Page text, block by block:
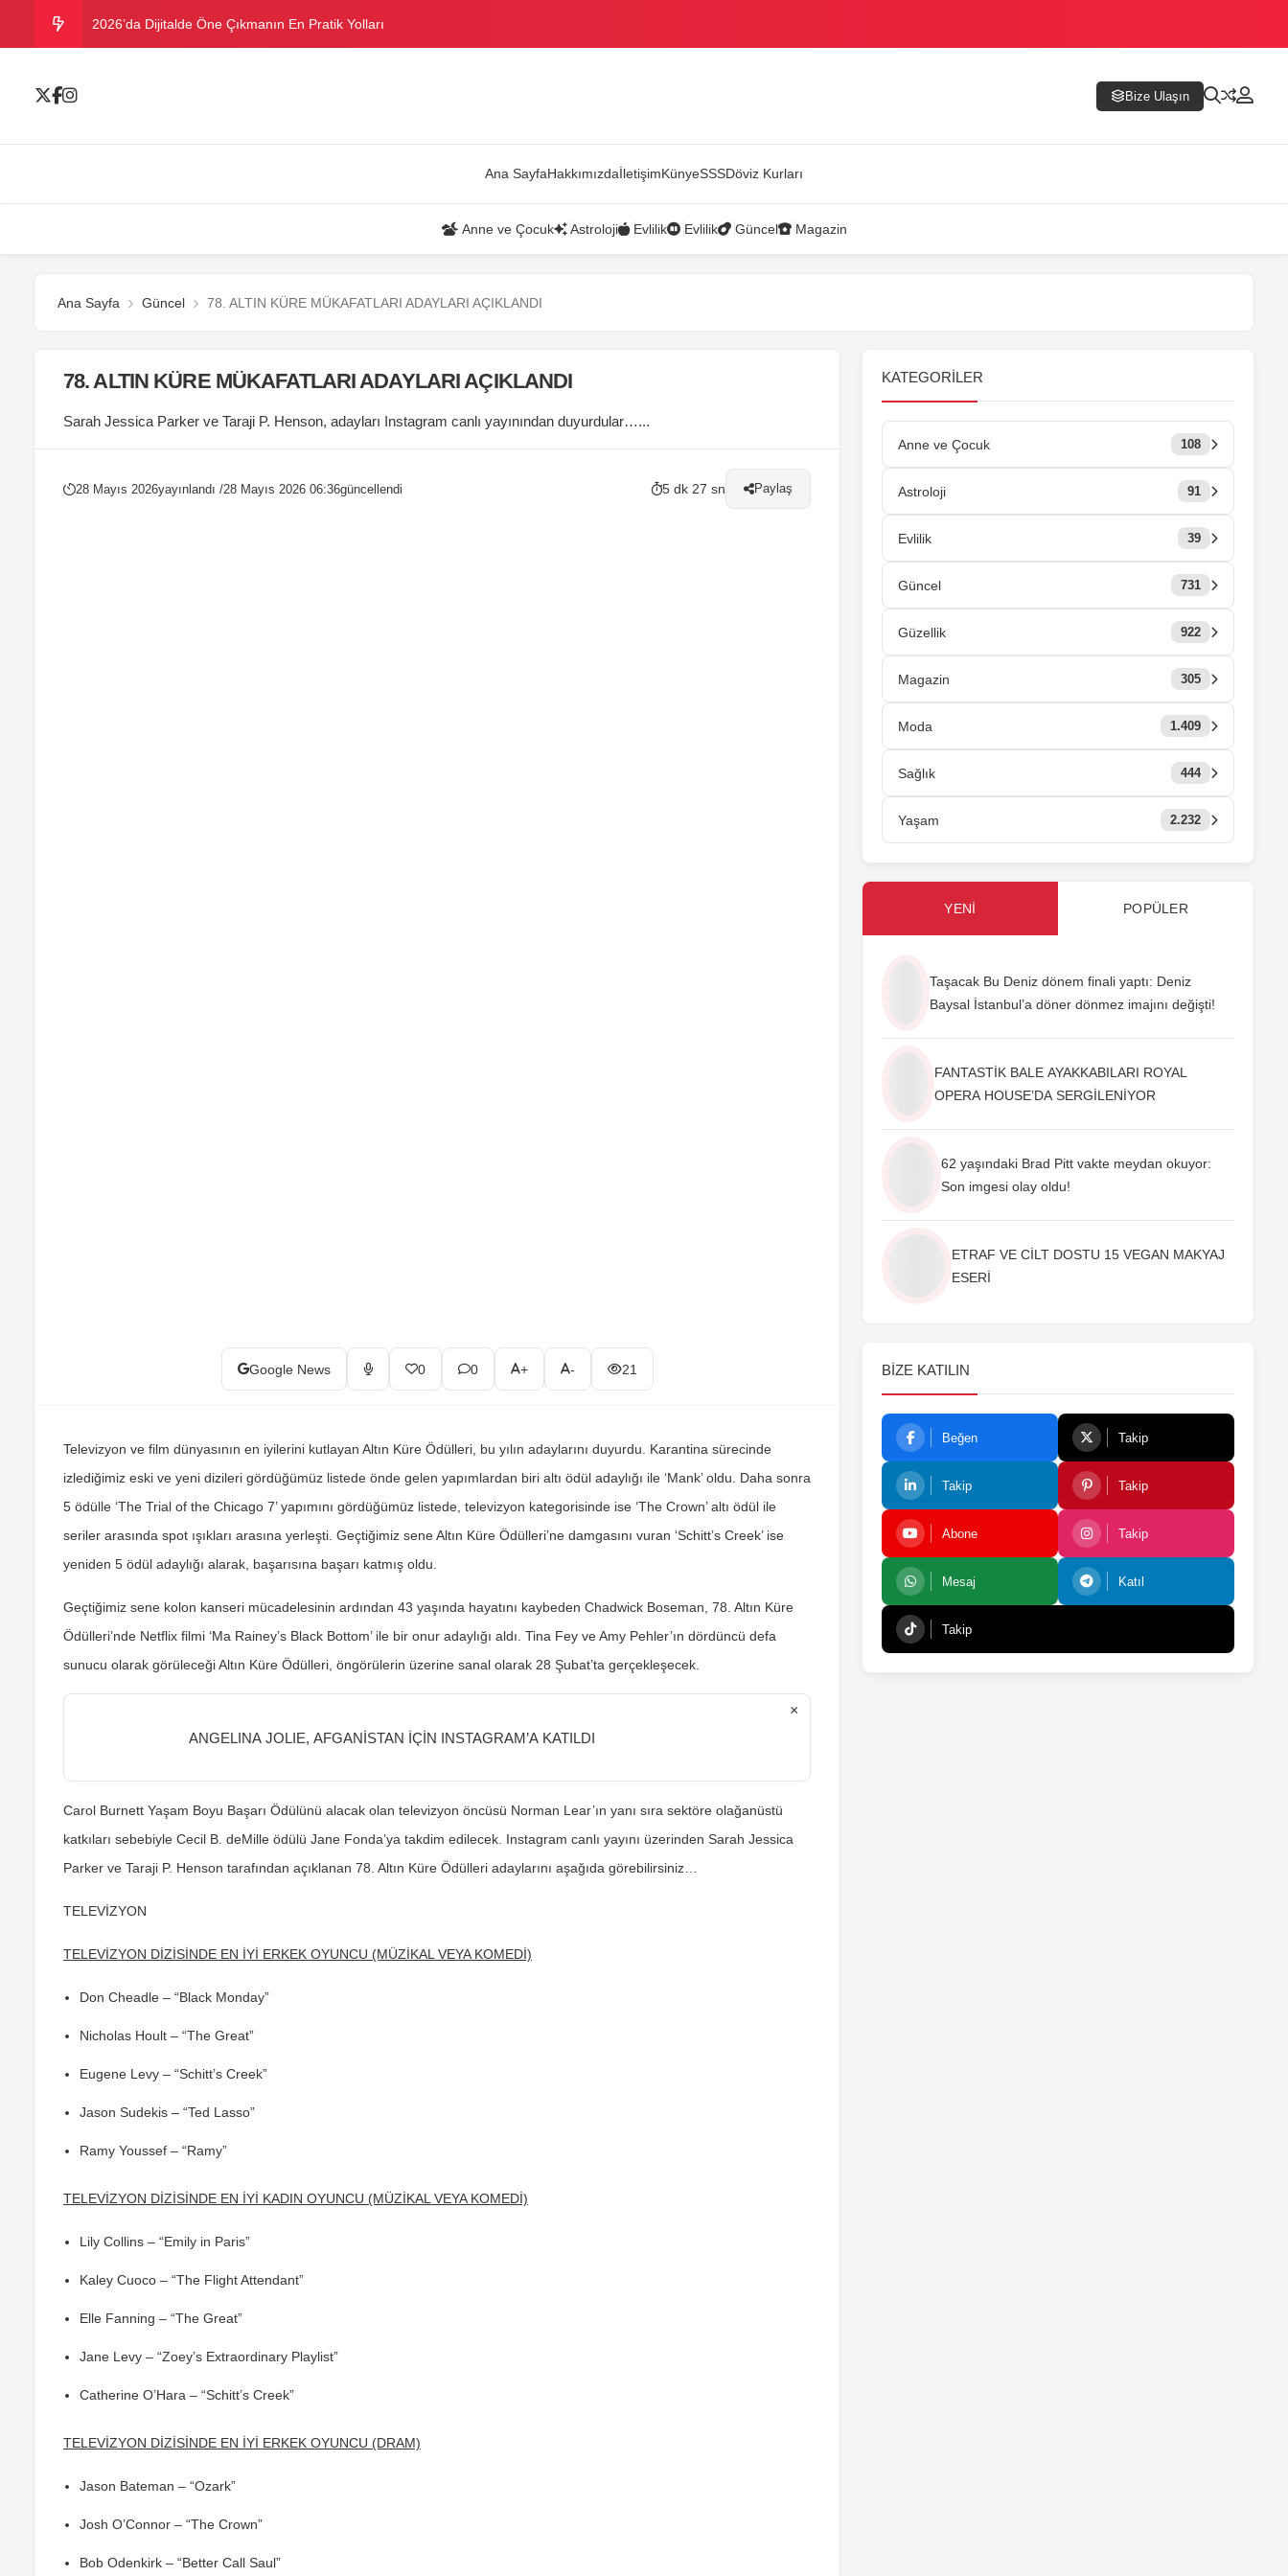
2026’da Dijitalde Öne Çıkmanın En Pratik Yolları
Bize Ulaşın
Ana SayfaHakkımızdaİletişimKünyeSSSDöviz Kurları
Anne ve Çocuk Astroloji Evlilik Evlilik Güncel Magazin
Ana Sayfa Güncel 78. ALTIN KÜRE MÜKAFATLARI ADAYLARI AÇIKLANDI
78. ALTIN KÜRE MÜKAFATLARI ADAYLARI AÇIKLANDI
Sarah Jessica Parker ve Taraji P. Henson, adayları Instagram canlı yayınından duyurdular…...
28 Mayıs 2026yayınlandı /28 Mayıs 2026 06:36güncellendi 5 dk 27 sn Paylaş
Google News 0 0 + - 21
Televizyon ve film dünyasının en iyilerini kutlayan Altın Küre Ödülleri, bu yılın adaylarını duyurdu. Karantina sürecinde
izlediğimiz eski ve yeni dizileri gördüğümüz listede önde gelen yapımlardan biri altı ödül adaylığı ile ‘Mank’ oldu. Daha sonra
5 ödülle ‘The Trial of the Chicago 7’ yapımını gördüğümüz listede, televizyon kategorisinde ise ‘The Crown’ altı ödül ile
seriler arasında spot ışıkları arasına yerleşti. Geçtiğimiz sene Altın Küre Ödülleri’ne damgasını vuran ‘Schitt’s Creek’ ise
yeniden 5 ödül adaylığı alarak, başarısına başarı katmış oldu.
Geçtiğimiz sene kolon kanseri mücadelesinin ardından 43 yaşında hayatını kaybeden Chadwick Boseman, 78. Altın Küre
Ödülleri’nde Netflix filmi ‘Ma Rainey’s Black Bottom’ ile bir onur adaylığı aldı. Tina Fey ve Amy Pehler’ın dördüncü defa
sunucu olarak görüleceği Altın Küre Ödülleri, öngörülerin üzerine sanal olarak 28 Şubat’ta gerçekleşecek.
ANGELINA JOLIE, AFGANİSTAN İÇİN INSTAGRAM’A KATILDI
×
Carol Burnett Yaşam Boyu Başarı Ödülünü alacak olan televizyon öncüsü Norman Lear’ın yanı sıra sektöre olağanüstü
katkıları sebebiyle Cecil B. deMille ödülü Jane Fonda’ya takdim edilecek. Instagram canlı yayını üzerinden Sarah Jessica
Parker ve Taraji P. Henson tarafından açıklanan 78. Altın Küre Ödülleri adaylarını aşağıda görebilirsiniz…
TELEVİZYON
TELEVİZYON DİZİSİNDE EN İYİ ERKEK OYUNCU (MÜZİKAL VEYA KOMEDİ)
Don Cheadle – “Black Monday”
Nicholas Hoult – “The Great”
Eugene Levy – “Schitt’s Creek”
Jason Sudekis – “Ted Lasso”
Ramy Youssef – “Ramy”
TELEVİZYON DİZİSİNDE EN İYİ KADIN OYUNCU (MÜZİKAL VEYA KOMEDİ)
Lily Collins – “Emily in Paris”
Kaley Cuoco – “The Flight Attendant”
Elle Fanning – “The Great”
Jane Levy – “Zoey’s Extraordinary Playlist”
Catherine O’Hara – “Schitt’s Creek”
TELEVİZYON DİZİSİNDE EN İYİ ERKEK OYUNCU (DRAM)
Jason Bateman – “Ozark”
Josh O’Connor – “The Crown”
Bob Odenkirk – “Better Call Saul”
KATEGORILER
Anne ve Çocuk 108
Astroloji 91
Evlilik 39
Güncel 731
Güzellik 922
Magazin 305
Moda 1.409
Sağlık 444
Yaşam 2.232
YENI POPÜLER
Taşacak Bu Deniz dönem finali yaptı: Deniz
Baysal İstanbul’a döner dönmez imajını değişti!
FANTASTİK BALE AYAKKABILARI ROYAL
OPERA HOUSE’DA SERGİLENİYOR
62 yaşındaki Brad Pitt vakte meydan okuyor:
Son imgesi olay oldu!
ETRAF VE CİLT DOSTU 15 VEGAN MAKYAJ
ESERİ
BIZE KATILIN
Beğen Takip
Takip Takip
Abone Takip
Mesaj Katıl
Takip